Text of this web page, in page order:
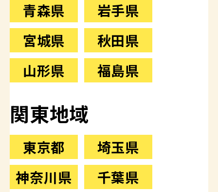
青森県
岩手県
宮城県
秋田県
山形県
福島県
関東地域
東京都
埼玉県
神奈川県
千葉県